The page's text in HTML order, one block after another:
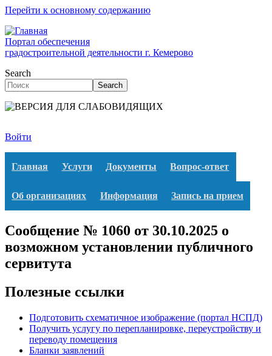
Перейти к основному содержанию
Портал обеспечения
градостроительной деятельности г. Кемерово
Search
Search
Войти
Главная Услуги Документы Вопрос-ответ
Об организациях Информация Запись на прием
Сообщение № 1060 от 30.10.2025 о
возможном установлении публичного
сервитута
Полезные ссылки
Подготовить схематичное изображение (портал НСПД)
Получить услугу по перепланировке, переустройству и
переводу помещения
Бланки заявлений